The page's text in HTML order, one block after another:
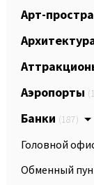
Арт-
Аэропорты
Банки (187)
Головной
Обменный